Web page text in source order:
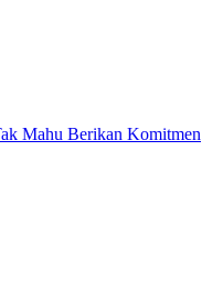
Mahu Berikan Komitmen